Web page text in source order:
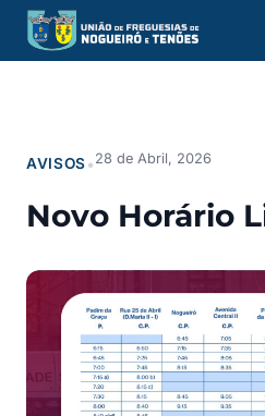
Saltar
para
o
AVISOS• 28 de Abril, 2026
Novo Horário